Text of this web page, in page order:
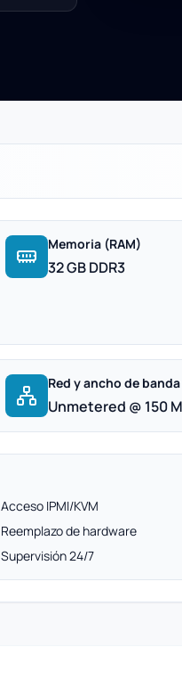
Memoria (RAM)
32 GB DDR3
Red y ancho de banda
Unmetered @ 150
Acceso IPMI/KVM
Reemplazo de hardware
Supervisión 24/7